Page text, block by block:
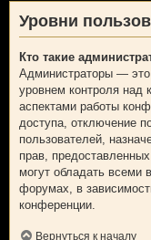
Уровни
Кто такие
Администраторы —
уровнем контроля над
аспектами работы
доступа, отключение
пользователей,
прав,
могут обладать всеми
форумах, в
конференции.
Вернуться к началу